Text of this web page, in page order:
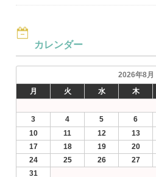
カレンダー
2026年8月
月
火 水 木
3
4 5 6
10
11 12 13
17
18 19 20
24
25 26 27
31